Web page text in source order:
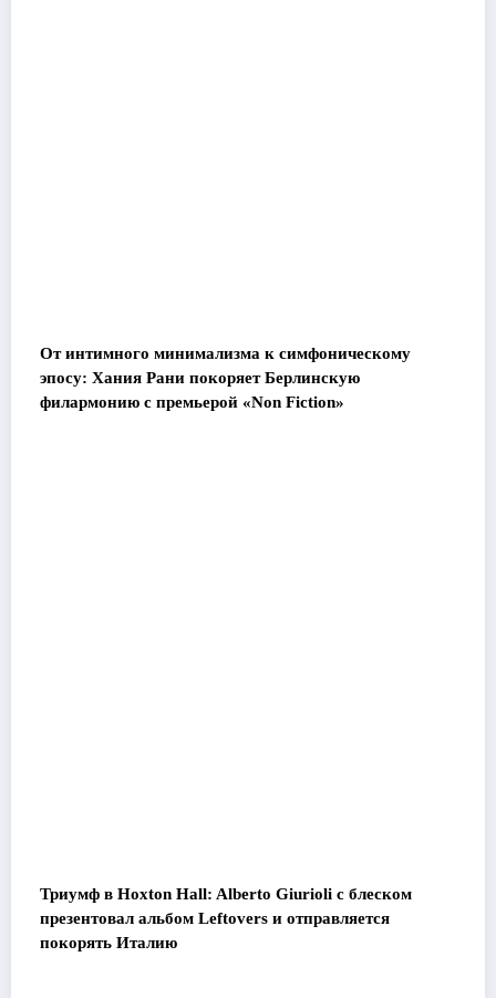
От интимного минимализма к симфоническому
эпосу: Хания Рани покоряет Берлинскую
филармонию с премьерой «Non Fiction»
Триумф в Hoxton Hall: Alberto Giurioli с блеском
презентовал альбом Leftovers и отправляется
покорять Италию